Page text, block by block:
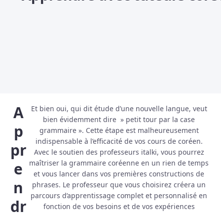
A
p
pr
e
n
dr
Et bien oui, qui dit étude d’une nouvelle langue, veut
bien évidemment dire » petit tour par la case
grammaire ». Cette étape est malheureusement
indispensable à l’efficacité de vos cours de coréen.
Avec le soutien des professeurs italki, vous pourrez
maîtriser la grammaire coréenne en un rien de temps
et vous lancer dans vos premières constructions de
phrases. Le professeur que vous choisirez créera un
parcours d’apprentissage complet et personnalisé en
fonction de vos besoins et de vos expériences